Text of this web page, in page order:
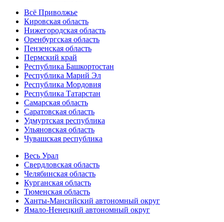
Всё Приволжье
Кировская область
Нижегородская область
Оренбургская область
Пензенская область
Пермский край
Республика Башкортостан
Республика Марий Эл
Республика Мордовия
Республика Татарстан
Самарская область
Саратовская область
Удмуртская республика
Ульяновская область
Чувашская республика
Весь Урал
Свердловская область
Челябинская область
Курганская область
Тюменская область
Ханты-Мансийский автономный округ
Ямало-Ненецкий автономный округ